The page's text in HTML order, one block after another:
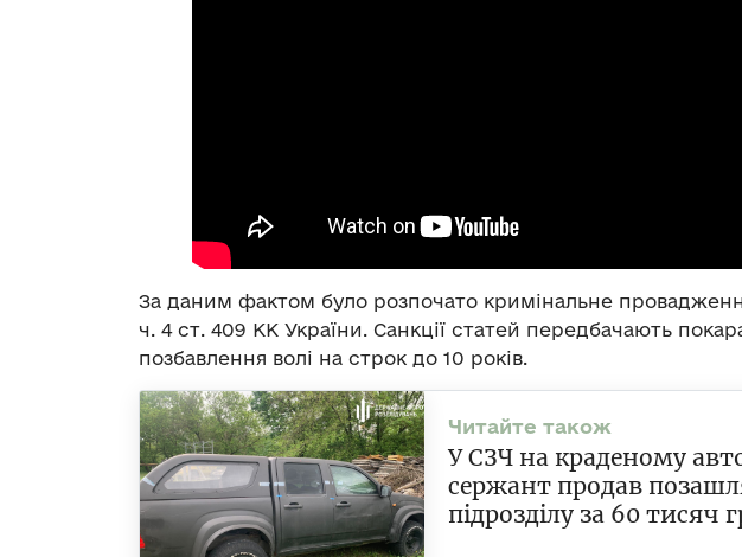
За даним фактом було розпочато кримінальне
ч. 4 ст. 409 КК України. Санкції статей передбачають
позбавлення волі на строк до 10 років.
У СЗЧ на краденому
сержант продав
підрозділу за 60 тисяч